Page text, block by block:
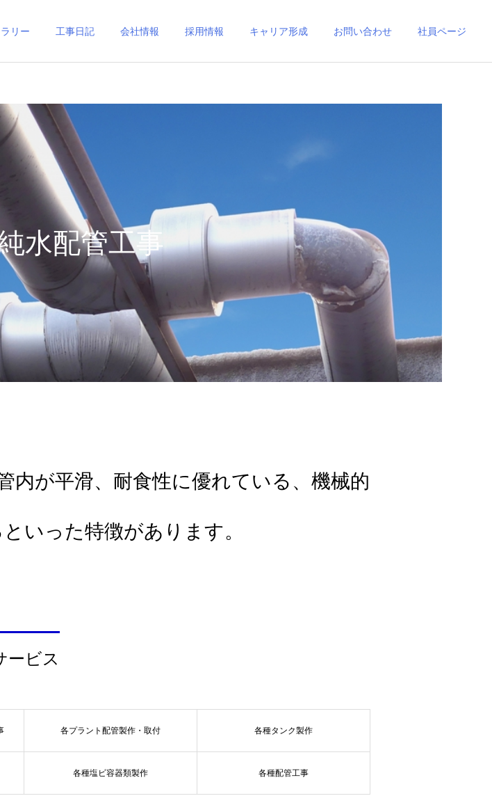
リー 工事日記 会社情報 採用情報 キャリア形成 お問い合わせ 社員ページ
水配管工事
内が平滑、耐食性に優れている、機械的
いった特徴があります。
ービス
各プラント配管製作・取付 各種タンク製作
各種塩ビ容器類製作 各種配管工事